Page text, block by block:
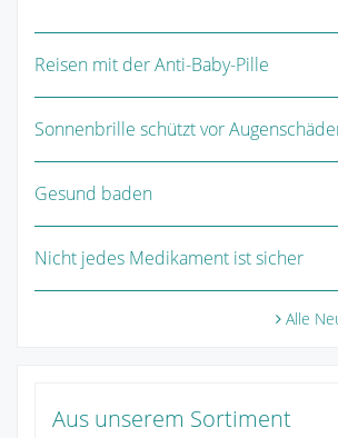
Reisen mit der Anti-Baby-Pille
Sonnenbrille schützt vor
Gesund baden
Nicht jedes Medikament ist sicher
Alle
Aus unserem Sortiment